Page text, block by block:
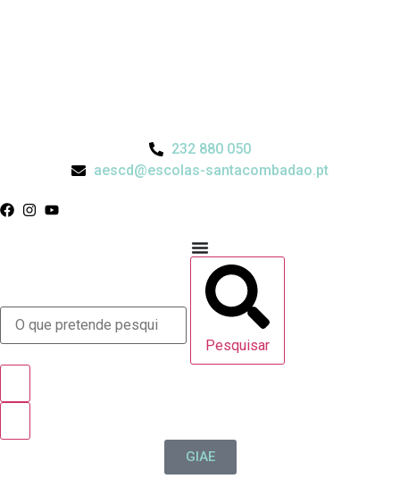
232 880 050
aescd@escolas-santacombadao.pt
Pesquisar
GIAE